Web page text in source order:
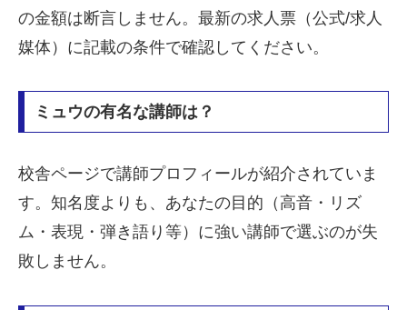
の金額は断言しません。最新の求人票（公式/求人
媒体）に記載の条件で確認してください。
ミュウの有名な講師は？
校舎ページで講師プロフィールが紹介されていま
す。知名度よりも、あなたの目的（高音・リズ
ム・表現・弾き語り等）に強い講師で選ぶのが失
敗しません。